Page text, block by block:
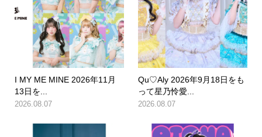
I MY ME MINE 2026年11月
13日を...
2026.08.07
Qu♡Aly 2026年9月18日をも
って星乃怜愛...
2026.08.07